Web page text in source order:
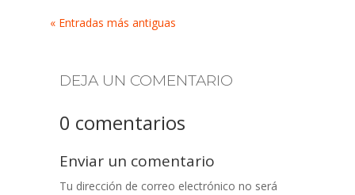
« Entradas más antiguas
DEJA UN COMENTARIO
0 comentarios
Enviar un comentario
Tu dirección de correo electrónico no será